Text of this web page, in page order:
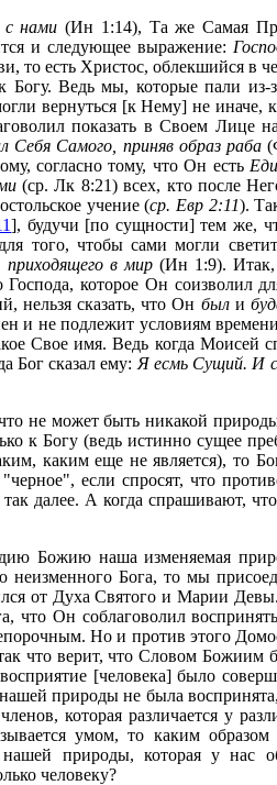
нами (Ин 1:14), Та же Самая
и следующее выражение:
то есть Христос, облекшийся в
Ведь мы, которые пали из-
вернуться [к Нему] не иначе,
показать в Своем Лице
Самого, приняв образ раба
согласно тому, что Он есть
(ср. Лк 8:21) всех, кто после
учение (ср. Евр 2:11).
], будучи [по сущности] тем же,
того, чтобы сами могли
в мир(Ин 1:9). Итак,
Господа, которое Он соизволил
нельзя сказать, что Он были
и не подлежит условиям
Свое имя. Ведь когда Моисей
Бог сказал ему: Я есмь Сущий. И
не может быть никакой
к Богу (ведь истинно сущее
каким еще не является), то
если спросят, что
далее. А когда спрашивают,
Божию наша изменяемая
неизменного Бога, то мы
от Духа Святого и Марии
что Он соблаговолил
Но и против этого
что верит, что Словом Божиим
[человека] было
природы не была
которая различается у
умом, то каким образом
нашей природы, которая у
человеку?